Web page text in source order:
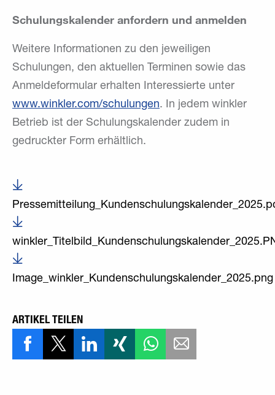
Schulungskalender anfordern und anmelden
Weitere Informationen zu den jeweiligen
Schulungen, den aktuellen Terminen sowie das
Anmeldeformular erhalten Interessierte unter
www.winkler.com/schulungen. In jedem winkler
Betrieb ist der Schulungskalender zudem in
gedruckter Form erhältlich.
Image_winkler_Kundenschulungskalender_2025.png
ARTIKEL TEILEN